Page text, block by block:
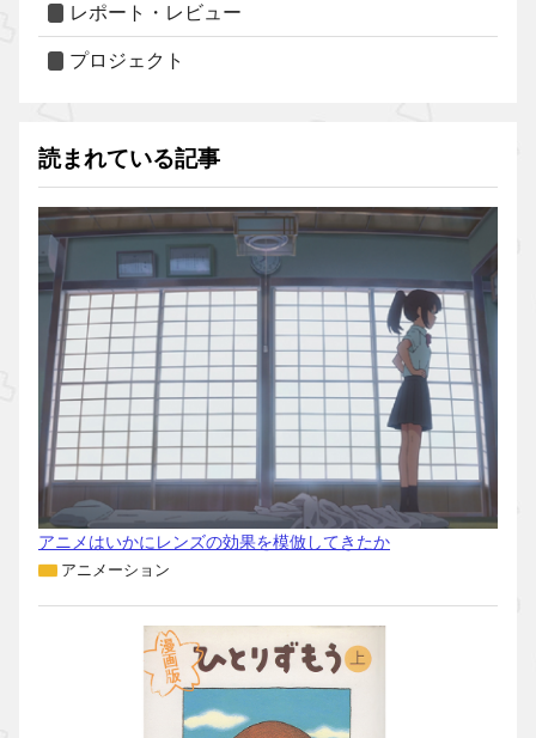
レポート・レビュー
プロジェクト
読まれている記事
アニメはいかにレンズの効果を模倣してきたか
アニメーション